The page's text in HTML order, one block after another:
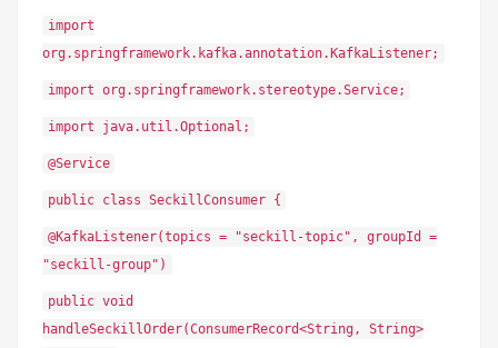
import
org.springframework.kafka.annotation.KafkaListener;
import org.springframework.stereotype.Service;
import java.util.Optional;
@Service
public class SeckillConsumer {
@KafkaListener(topics = "seckill-topic", groupId =
"seckill-group")
public void
handleSeckillOrder(ConsumerRecord<String, String>